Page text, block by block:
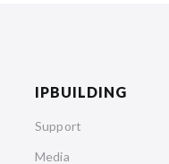
IPBUILDING
Support
Media